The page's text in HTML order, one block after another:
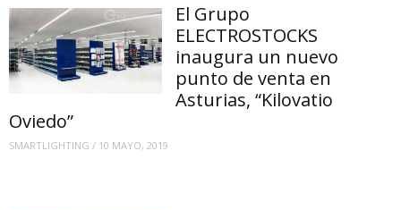
El Grupo
ELECTROSTOCKS
inaugura un nuevo
punto de venta en
Asturias, “Kilovatio
Oviedo”
SMARTLIGHTING / 10 MAYO, 2019